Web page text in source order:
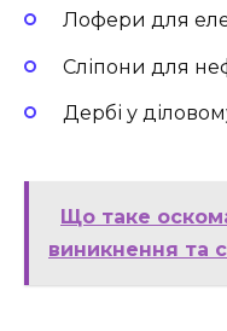
Лофери для
Сліпони для
Дербі у
Що таке
виникнення та